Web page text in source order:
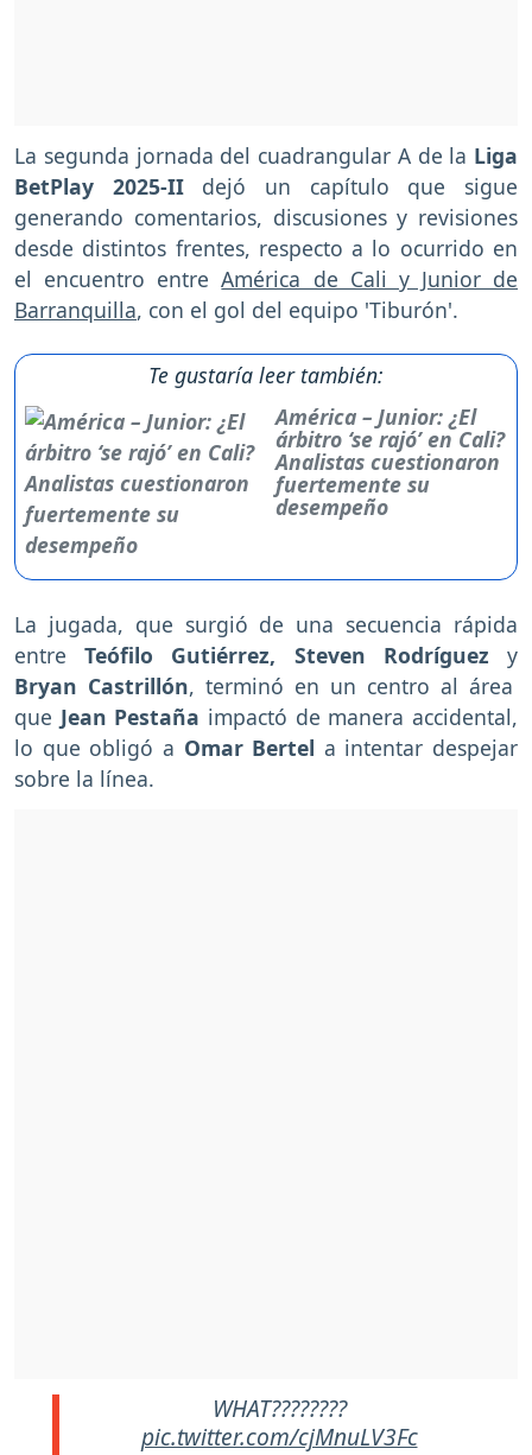
La segunda jornada del cuadrangular A de la Liga
BetPlay 2025-IIdejó un capítulo que sigue
generando comentarios, discusiones y revisiones
desde distintos frentes, respecto a lo ocurrido en
el encuentro entreAmérica de Cali y Junior de
Barranquilla, con el gol del equipo 'Tiburón'.
Te gustaría leer también:
América – Junior: ¿El
árbitro ‘se rajó’ en Cali?
Analistas cuestionaron
fuertemente su
desempeño
La jugada, que surgió de una secuencia rápida
entreTeófilo Gutiérrez, Steven Rodríguez y
Bryan Castrillón, terminó en un centro al área
que Jean Pestaña impactó de manera accidental,
lo que obligó a Omar Bertel a intentar despejar
sobre la línea.
WHAT????????
pic.twitter.com/cjMnuLV3Fc